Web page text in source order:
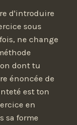
d'introduire
sous
ne change
dont tu
énoncée de
est ton
en
sa forme